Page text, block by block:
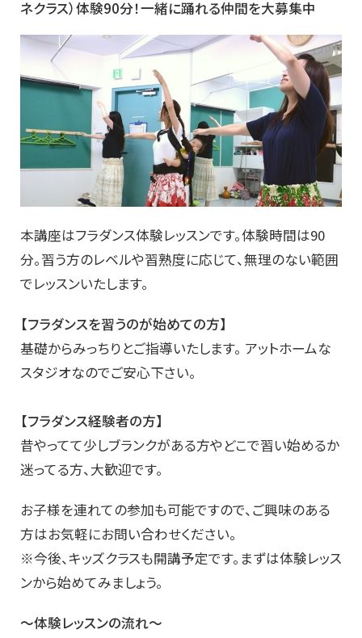
ネクラス）体験90分！一緒に踊れる仲間を大募集中
本講座はフラダンス体験レッスンです。体験時間は90
分。習う方のレベルや習熟度に応じて、無理のない範囲
でレッスンいたします。
【フラダンスを習うのが始めての方】
基礎からみっちりとご指導いたします。 アットホームな
スタジオなのでご安心下さい。
【フラダンス経験者の方】
昔やってて少しブランクがある方やどこで習い始めるか
迷ってる方、大歓迎です。
お子様を連れての参加も可能ですので、ご興味のある
方はお気軽にお問い合わせください。
※今後、キッズクラスも開講予定です。まずは体験レッス
ンから始めてみましょう。
～体験レッスンの流れ～